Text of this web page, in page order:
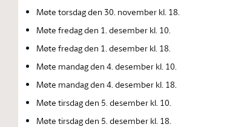
Møte torsdag den 30. november kl. 18.
Møte fredag den 1. desember kl. 10.
Møte fredag den 1. desember kl. 18.
Møte mandag den 4. desember kl. 10.
Møte mandag den 4. desember kl. 18.
Møte tirsdag den 5. desember kl. 10.
Møte tirsdag den 5. desember kl. 18.